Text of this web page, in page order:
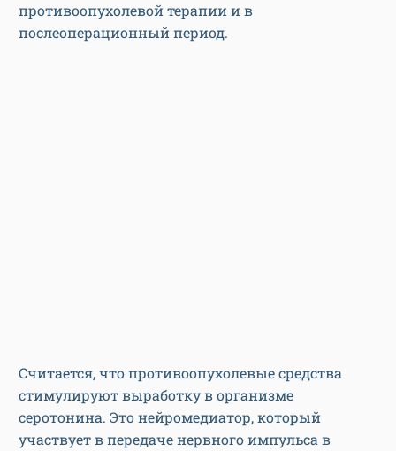
противоопухолевой терапии и в
послеоперационный период.
Считается, что противоопухолевые средства
стимулируют выработку в организме
серотонина. Это нейромедиатор, который
участвует в передаче нервного импульса в